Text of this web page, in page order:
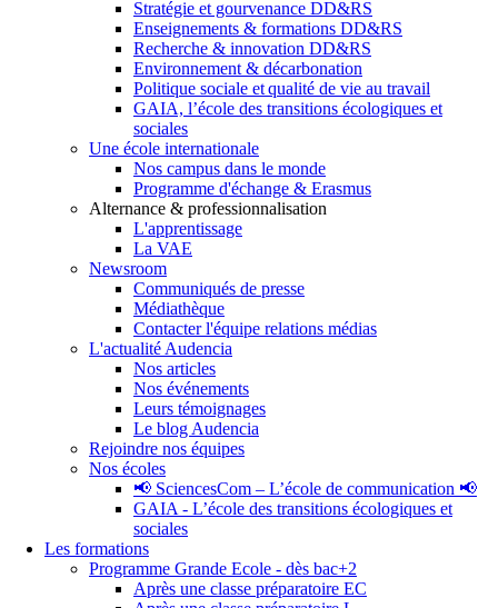
Stratégie et gourvenance DD&RS
Enseignements & formations DD&RS
Recherche & innovation DD&RS
Environnement & décarbonation
Politique sociale et qualité de vie au travail
GAIA, l’école des transitions écologiques et
sociales
Une école internationale
Nos campus dans le monde
Programme d'échange & Erasmus
Alternance & professionnalisation
L'apprentissage
La VAE
Newsroom
Communiqués de presse
Médiathèque
Contacter l'équipe relations médias
L'actualité Audencia
Nos articles
Nos événements
Leurs témoignages
Le blog Audencia
Rejoindre nos équipes
Nos écoles
📢 SciencesCom – L’école de communication 📢
GAIA - L’école des transitions écologiques et
sociales
Les formations
Programme Grande Ecole - dès bac+2
Après une classe préparatoire EC